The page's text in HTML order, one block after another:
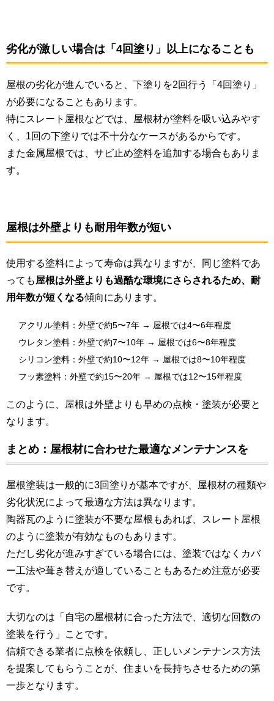
劣化が激しい場合は「4回塗り」以上になることも
屋根の劣化が進んでいると、下塗りを2回行う「4回塗り」
が必要になることもあります。
特にスレート屋根などでは、屋根材が塗料を吸い込みやす
く、1回の下塗りでは不十分なケースがあるからです。
また金属屋根では、サビ止め塗料を追加する場合もありま
す。
屋根は外壁よりも耐用年数が短い
使用する塗料によって寿命は異なりますが、同じ塗料であ
っても屋根は外壁よりも過酷な環境にさらされるため、耐
用年数が短くなる傾向にあります。
アクリル塗料：外壁で約5〜7年 → 屋根では4〜6年程度
ウレタン塗料：外壁で約7〜10年 → 屋根では6〜8年程度
シリコン塗料：外壁で約10〜12年 → 屋根では8〜10年程度
フッ素塗料：外壁で約15〜20年 → 屋根では12〜15年程度
このように、屋根は外壁よりも早めの点検・塗装が必要と
なります。
まとめ：屋根材に合わせた最適なメンテナンスを
屋根塗装は一般的に3回塗りが基本ですが、屋根材の種類や
劣化状況によって最適な方法は異なります。
陶器瓦のように塗装が不要な屋根もあれば、スレート屋根
のように塗装が有効なものもあります。
ただし劣化が進みすぎている場合には、塗装ではなくカバ
ー工法や葺き替えが適していることもあるため注意が必要
です。
大切なのは「自宅の屋根材に合った方法で、適切な回数の
塗装を行う」ことです。
信頼できる業者に点検を依頼し、正しいメンテナンス方法
を提案してもらうことが、住まいを長持ちさせるための第
一歩となります。